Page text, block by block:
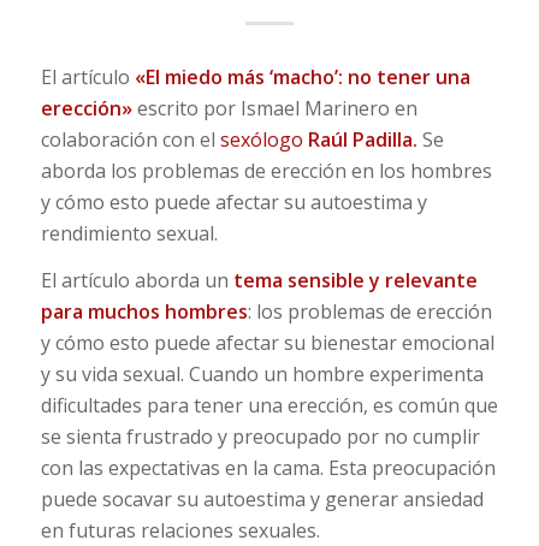
El artículo «El miedo más ‘macho’: no tener una
erección»escrito por Ismael Marinero en
colaboración con el sexólogo Raúl Padilla. Se
aborda los problemas de erección en los hombres
y cómo esto puede afectar su autoestima y
rendimiento sexual.
El artículo aborda un tema sensible y relevante
para muchos hombres: los problemas de erección
y cómo esto puede afectar su bienestar emocional
y su vida sexual. Cuando un hombre experimenta
dificultades para tener una erección, es común que
se sienta frustrado y preocupado por no cumplir
con las expectativas en la cama. Esta preocupación
puede socavar su autoestima y generar ansiedad
en futuras relaciones sexuales.